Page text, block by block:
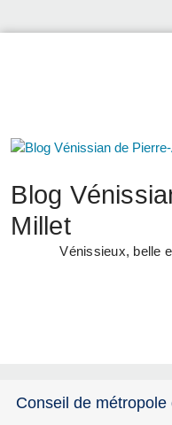
Blog
Millet
Vénissieux, belle
Conseil de